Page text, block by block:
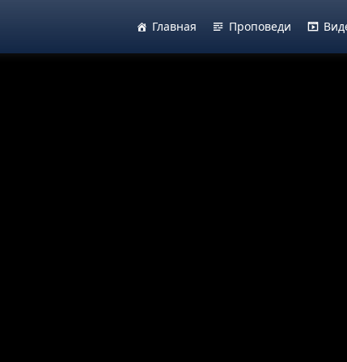
Главная Проповеди